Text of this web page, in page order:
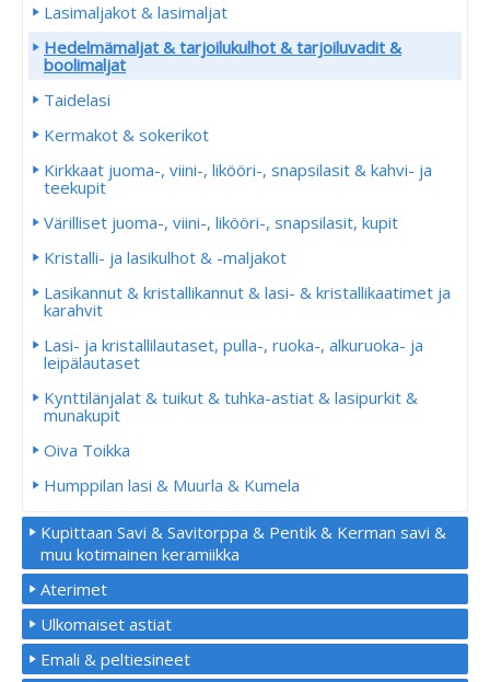
Lasimaljakot & lasimaljat
Hedelmämaljat & tarjoilukulhot & tarjoiluvadit &
boolimaljat
Taidelasi
Kermakot & sokerikot
Kirkkaat juoma-, viini-, likööri-, snapsilasit & kahvi- ja
teekupit
Värilliset juoma-, viini-, likööri-, snapsilasit, kupit
Kristalli- ja lasikulhot & -maljakot
Lasikannut & kristallikannut & lasi- & kristallikaatimet ja
karahvit
Lasi- ja kristallilautaset, pulla-, ruoka-, alkuruoka- ja
leipälautaset
Kynttilänjalat & tuikut & tuhka-astiat & lasipurkit &
munakupit
Oiva Toikka
Humppilan lasi & Muurla & Kumela
Kupittaan Savi & Savitorppa & Pentik & Kerman savi &
muu kotimainen keramiikka
Aterimet
Ulkomaiset astiat
Emali & peltiesineet